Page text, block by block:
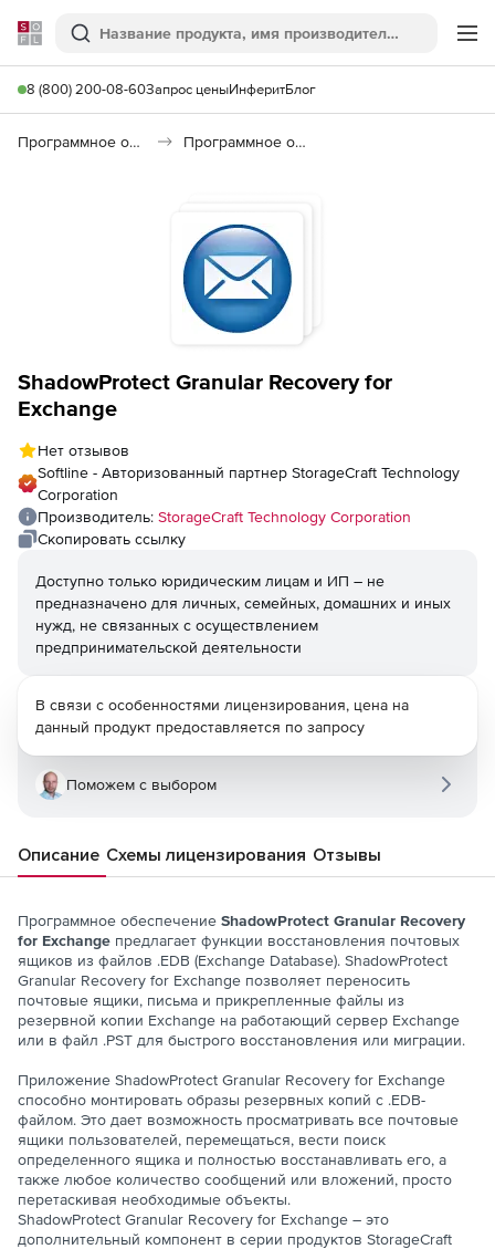
Softline
Поиск
8 (800) 200-08-60Запрос ценыИнферитБлог
Программное обеспечение для работы с файлами и дисками Программное обеспечение для восстановления данных
ShadowProtect Granular Recovery for
Exchange
Нет отзывов
Softline - Авторизованный партнер StorageCraft Technology
Corporation
Производитель: StorageCraft Technology Corporation
Скопировать ссылку
Доступно только юридическим лицам и ИП – не
предназначено для личных, семейных, домашних и иных
нужд, не связанных с осуществлением
предпринимательской деятельности
В связи с особенностями лицензирования, цена на
данный продукт предоставляется по запросу
Поможем с выбором
Описание Схемы лицензирования Отзывы
Программное обеспечение ShadowProtect Granular Recovery
for Exchange предлагает функции восстановления почтовых
ящиков из файлов .EDB (Exchange Database). ShadowProtect
Granular Recovery for Exchange позволяет переносить
почтовые ящики, письма и прикрепленные файлы из
резервной копии Exchange на работающий сервер Exchange
или в файл .PST для быстрого восстановления или миграции.
Приложение ShadowProtect Granular Recovery for Exchange
способно монтировать образы резервных копий с .EDB-
файлом. Это дает возможность просматривать все почтовые
ящики пользователей, перемещаться, вести поиск
определенного ящика и полностью восстанавливать его, а
также любое количество сообщений или вложений, просто
перетаскивая необходимые объекты.
ShadowProtect Granular Recovery for Exchange – это
дополнительный компонент в серии продуктов StorageCraft